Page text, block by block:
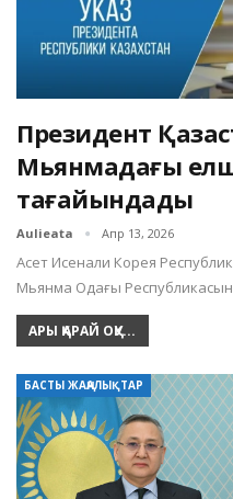
Президент
Мьянмадағы
тағайындады
Aulieata Апр 13, 2026
Асет Исенали Корея
Мьянма Одағы
АРЫ ҚАРАЙ ОҚУ...
БАСТЫ ЖАҢАЛЫҚТАР